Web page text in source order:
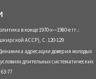
в конце 1970-х—1980-е гг.:
АССР), С. 120-129
адресации доверия молодых
длительных систематических
77